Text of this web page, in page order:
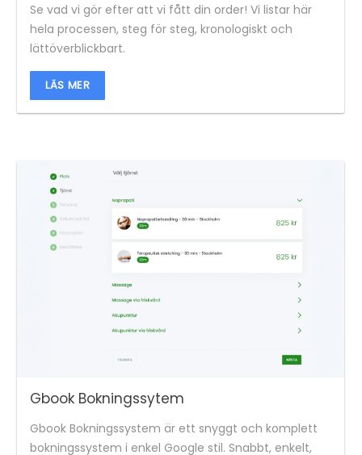
Se vad vi gör efter att vi fått din order! Vi listar här
hela processen, steg för steg, kronologiskt och
lättöverblickbart.
LÄS MER
Gbook Bokningssytem
Gbook Bokningssystem är ett snyggt och komplett
bokningssystem i enkel Google stil. Snabbt, enkelt,